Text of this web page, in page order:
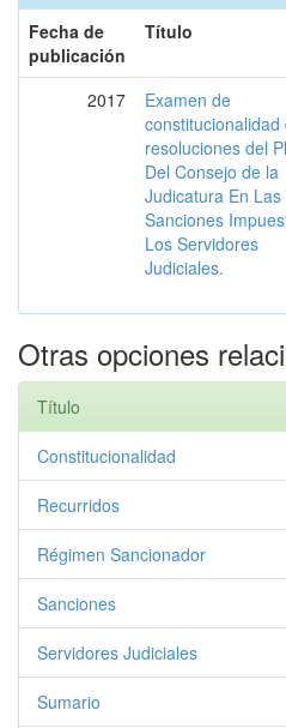
Fecha de
publicación
Título
2017
Examen de
constitucionalidad
resoluciones del
Del Consejo de la
Judicatura En Las
Sanciones
Los Servidores
Judiciales.
Otras opciones
Título
Constitucionalidad
Recurridos
Régimen Sancionador
Sanciones
Servidores Judiciales
Sumario